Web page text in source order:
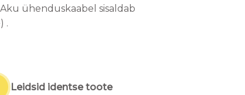
ühenduskaabel sisaldab
.
Leidsid identse toote